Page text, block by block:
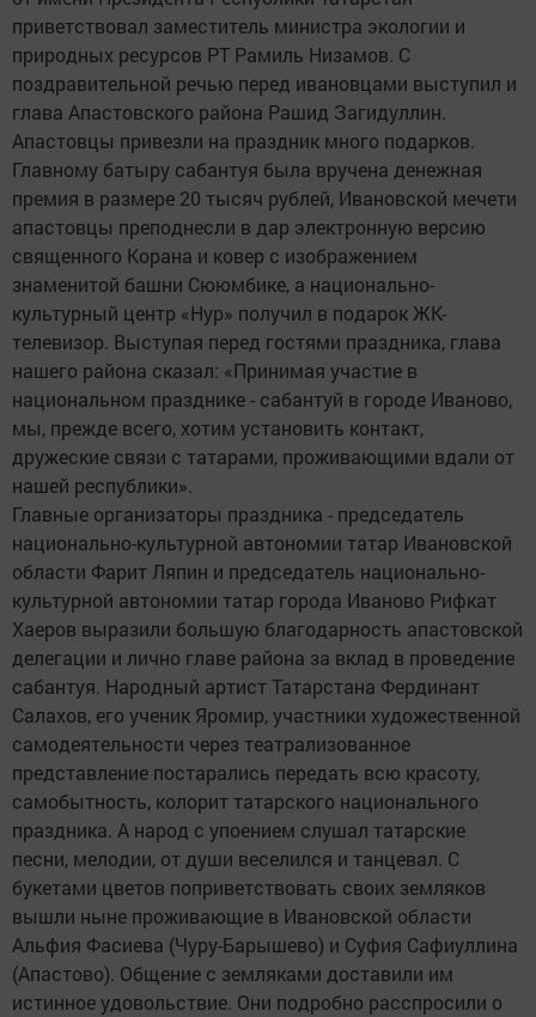
приветствовал заместитель министра экологии и
природных ресурсов РТ Рамиль Низамов. С
поздравительной речью перед ивановцами выступил и
глава Апастовского района Рашид Загидуллин.
Апастовцы привезли на праздник много подарков.
Главному батыру сабантуя была вручена денежная
премия в размере 20 тысяч рублей, Ивановской мечети
апастовцы преподнесли в дар электронную версию
священного Корана и ковер с изображением
знаменитой башни Сююмбике, а национально-
культурный центр «Нур» получил в подарок ЖК-
телевизор. Выступая перед гостями праздника, глава
нашего района сказал: «Принимая участие в
национальном празднике - сабантуй в городе Иваново,
мы, прежде всего, хотим установить контакт,
дружеские связи с татарами, проживающими вдали от
нашей республики».
Главные организаторы праздника - председатель
национально-культурной автономии татар Ивановской
области Фарит Ляпин и председатель национально-
культурной автономии татар города Иваново Рифкат
Хаеров выразили большую благодарность апастовской
делегации и лично главе района за вклад в проведение
сабантуя. Народный артист Татарстана Фердинант
Салахов, его ученик Яромир, участники художественной
самодеятельности через театрализованное
представление постарались передать всю красоту,
самобытность, колорит татарского национального
праздника. А народ с упоением слушал татарские
песни, мелодии, от души веселился и танцевал. С
букетами цветов поприветствовать своих земляков
вышли ныне проживающие в Ивановской области
Альфия Фасиева (Чуру-Барышево) и Суфия Сафиуллина
(Апастово). Общение с земляками доставили им
истинное удовольствие. Они подробно расспросили о